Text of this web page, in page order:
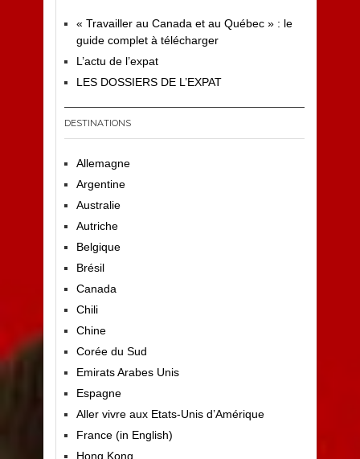
« Travailler au Canada et au Québec » : le
guide complet à télécharger
L’actu de l’expat
LES DOSSIERS DE L’EXPAT
DESTINATIONS
Allemagne
Argentine
Australie
Autriche
Belgique
Brésil
Canada
Chili
Chine
Corée du Sud
Emirats Arabes Unis
Espagne
Aller vivre aux Etats-Unis d’Amérique
France (in English)
Hong Kong